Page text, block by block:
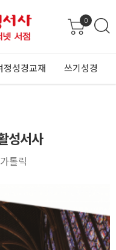
0
정성경교재 쓰기성경
성서사
톨릭